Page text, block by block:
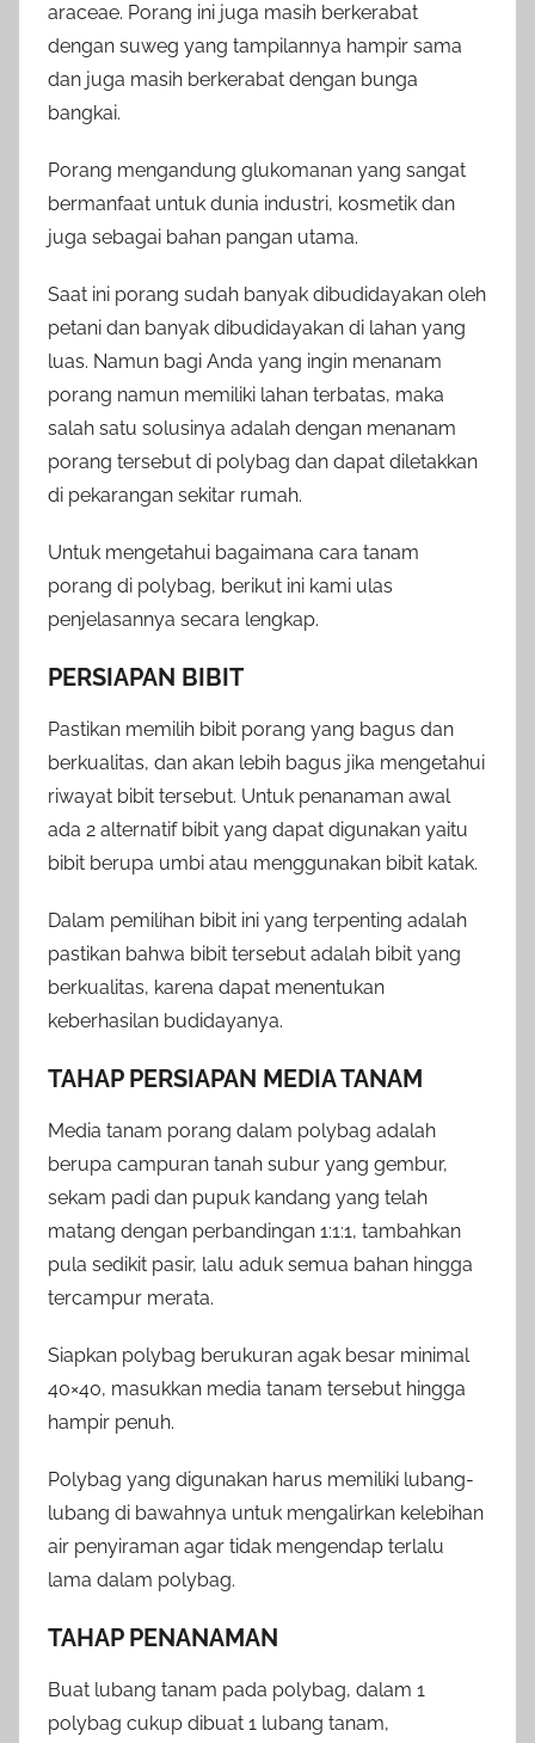
araceae. Porang ini juga masih berkerabat
dengan suweg yang tampilannya hampir sama
dan juga masih berkerabat dengan bunga
bangkai.
Porang mengandung glukomanan yang sangat
bermanfaat untuk dunia industri, kosmetik dan
juga sebagai bahan pangan utama.
Saat ini porang sudah banyak dibudidayakan oleh
petani dan banyak dibudidayakan di lahan yang
luas. Namun bagi Anda yang ingin menanam
porang namun memiliki lahan terbatas, maka
salah satu solusinya adalah dengan menanam
porang tersebut di polybag dan dapat diletakkan
di pekarangan sekitar rumah.
Untuk mengetahui bagaimana cara tanam
porang di polybag, berikut ini kami ulas
penjelasannya secara lengkap.
PERSIAPAN BIBIT
Pastikan memilih bibit porang yang bagus dan
berkualitas, dan akan lebih bagus jika mengetahui
riwayat bibit tersebut. Untuk penanaman awal
ada 2 alternatif bibit yang dapat digunakan yaitu
bibit berupa umbi atau menggunakan bibit katak.
Dalam pemilihan bibit ini yang terpenting adalah
pastikan bahwa bibit tersebut adalah bibit yang
berkualitas, karena dapat menentukan
keberhasilan budidayanya.
TAHAP PERSIAPAN MEDIA TANAM
Media tanam porang dalam polybag adalah
berupa campuran tanah subur yang gembur,
sekam padi dan pupuk kandang yang telah
matang dengan perbandingan 1:1:1, tambahkan
pula sedikit pasir, lalu aduk semua bahan hingga
tercampur merata.
Siapkan polybag berukuran agak besar minimal
40×40, masukkan media tanam tersebut hingga
hampir penuh.
Polybag yang digunakan harus memiliki lubang-
lubang di bawahnya untuk mengalirkan kelebihan
air penyiraman agar tidak mengendap terlalu
lama dalam polybag.
TAHAP PENANAMAN
Buat lubang tanam pada polybag, dalam 1
polybag cukup dibuat 1 lubang tanam,